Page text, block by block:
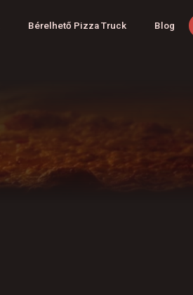
Bérelhető Pizza Truck Blog